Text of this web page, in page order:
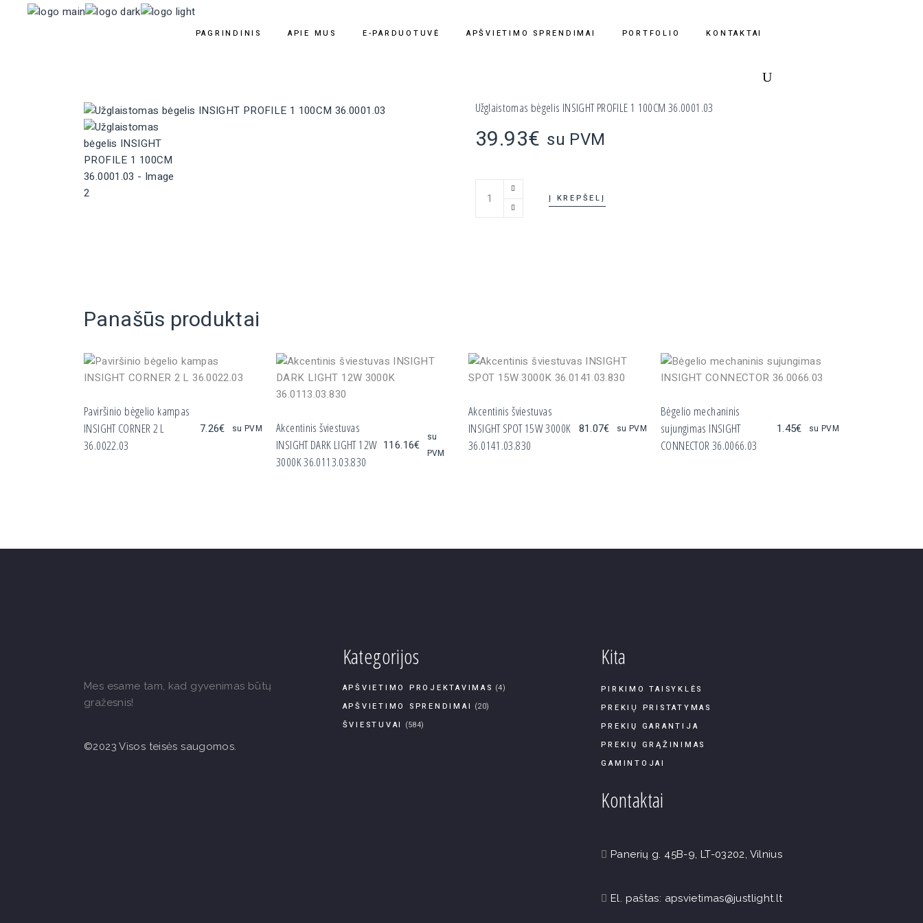
PAGRINDINIS APIE MUS E-PARDUOTUVĖ APŠVIETIMO SPRENDIMAI PORTFOLIO KONTAKTAI
Užglaistomas bėgelis INSIGHT PROFILE 1 100CM 36.0001.03
39.93€ su PVM
Užglaistomas bėgelis INSIGHT PROFILE 1 100CM 36.0001.03 quantity
Į KREPŠELĮ
Panašūs produktai
Paviršinio bėgelio kampas
INSIGHT CORNER 2 L
36.0022.03
7.26€ su PVM
Akcentinis šviestuvas
INSIGHT DARK LIGHT 12W
3000K 36.0113.03.830
116.16€
su
PVM
Akcentinis šviestuvas
INSIGHT SPOT 15W 3000K
36.0141.03.830
81.07€ su PVM
Bėgelio mechaninis
sujungimas INSIGHT
CONNECTOR 36.0066.03
1.45€ su PVM
Mes esame tam, kad gyvenimas būtų
gražesnis!
©2023 Visos teisės saugomos.
Kategorijos
APŠVIETIMO PROJEKTAVIMAS (4)
APŠVIETIMO SPRENDIMAI (20)
ŠVIESTUVAI (584)
Kita
PIRKIMO TAISYKLĖS
PREKIŲ PRISTATYMAS
PREKIŲ GARANTIJA
PREKIŲ GRĄŽINIMAS
GAMINTOJAI
Kontaktai
Panerių g. 45B-9, LT-03202, Vilnius
El. paštas: apsvietimas@justlight.lt